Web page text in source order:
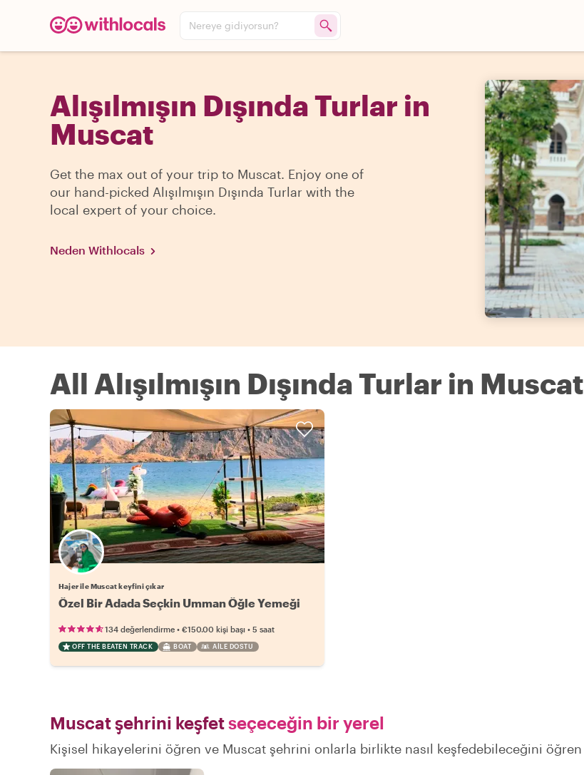
Nereye gidiyorsun?
Alışılmışın Dışında Turlar in
Muscat
Get the max out of your trip to Muscat. Enjoy one of
our hand-picked Alışılmışın Dışında Turlar with the
local expert of your choice.
Neden Withlocals
All Alışılmışın Dışında Turlar in Muscat
Hajer ile Muscat keyfini çıkar
Özel Bir Adada Seçkin Umman Öğle Yemeği
134 değerlendirme • €150.00 kişi başı • 5 saat
OFF THE BEATEN TRACK BOAT AILE DOSTU
Muscat şehrini keşfetseçeceğin bir yerel
Kişisel hikayelerini öğren ve Muscat şehrini onlarla birlikte nasıl keşfedebileceğini öğren